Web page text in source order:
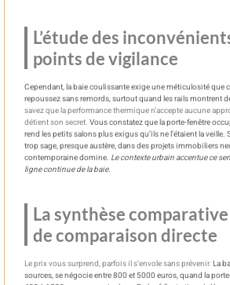
L’étude des
points de vigilance
Cependant, la baie coulissante exige une méticulosité que
repoussez sans remords, surtout quand les rails montrent
savez que la performance thermique n’accepte aucune
détient son secret. Vous constatez que la porte-fenêtre
rend les petits salons plus exigus qu’ils ne l’étaient la
trop sage, presque austère, dans des projets immobiliers
contemporaine domine. Le contexte urbain accentue ce
ligne continue de la baie.
La synthèse
de comparaison directe
Le prix vous surprend, parfois il s’envole sans prévenir. La
sources, se négocie entre 800 et 5000 euros, quand la